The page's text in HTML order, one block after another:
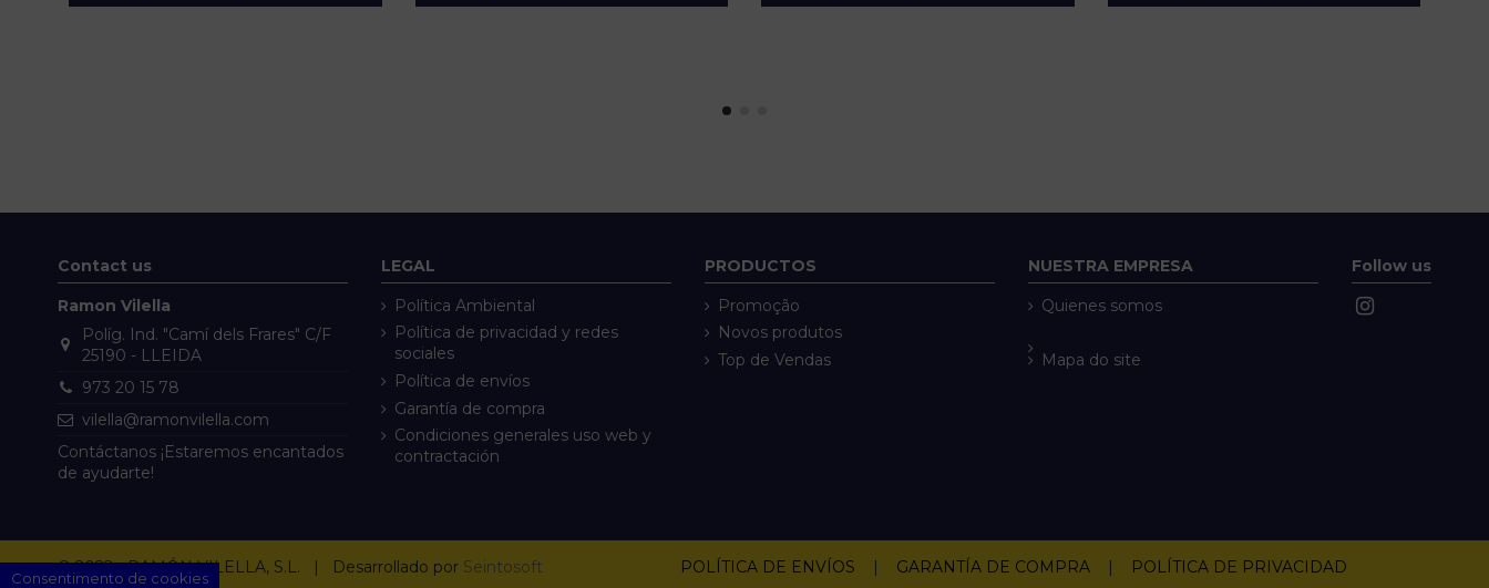
Contact us
Ramon Vilella
Políg. Ind. "Camí dels Frares" C/F
25190 - LLEIDA
973 20 15 78
vilella@ramonvilella.com
Contáctanos ¡Estaremos encantados
de ayudarte!
LEGAL
Política Ambiental
Política de privacidad y redes
sociales
Política de envíos
Garantía de compra
Condiciones generales uso web y
contractación
PRODUCTOS
Promoção
Novos produtos
Top de Vendas
NUESTRA EMPRESA
Quienes somos
Mapa do site
Follow us
© 2022 - RAMÓN VILELLA, S.L. | Desarrollado por Seintosoft POLÍTICA DE ENVÍOS | GARANTÍA DE COMPRA | POLÍTICA DE PRIVACIDAD
Consentimento de cookies